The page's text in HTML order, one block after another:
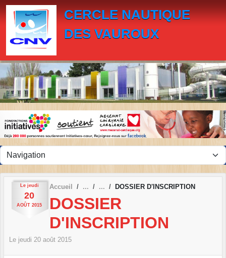
CERCLE NAUTIQUE
DES VAUROUX
Le jeudi
20
AOÛT 2015
Accueil DOSSIER D'INSCRIPTION
DOSSIER
D'INSCRIPTION
Le jeudi 20 août 2015
Panneau de gestion des cookies